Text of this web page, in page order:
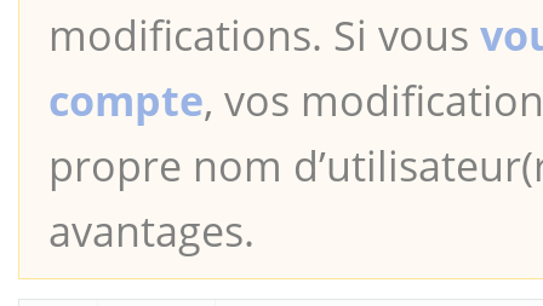
modifications. Si vous
compte, vos
propre nom
avantages.